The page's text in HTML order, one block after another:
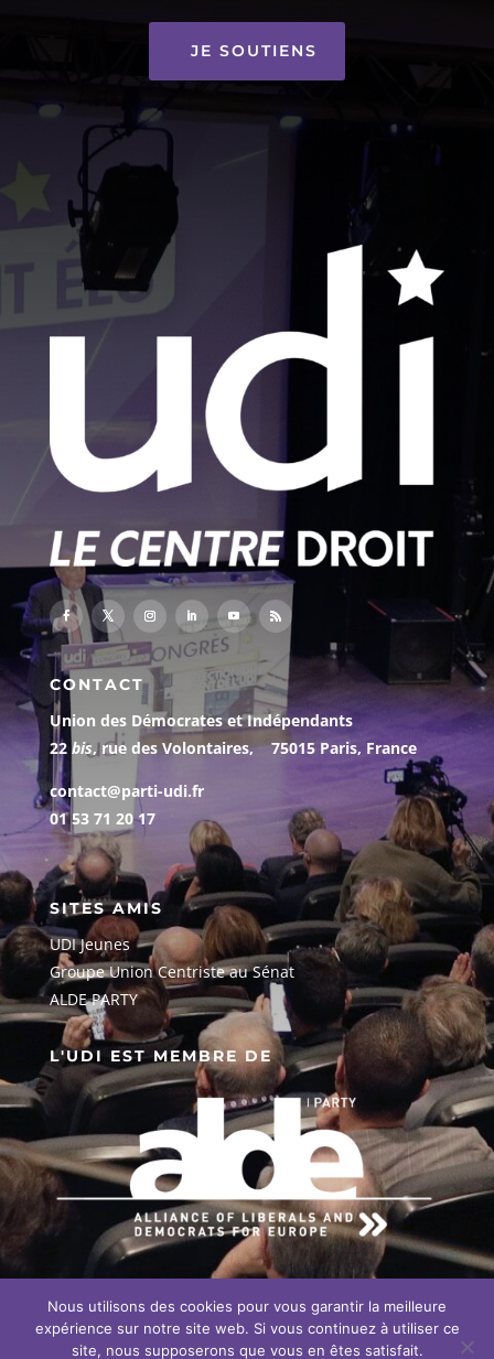
JE SOUTIENS
CONTACT
Union des Démocrates et Indépendants
22 bis, rue des Volontaires, 75015 Paris, France
contact@parti-udi.fr
01 53 71 20 17
SITES AMIS
UDI Jeunes
Groupe Union Centriste au Sénat
ALDE PARTY
L'UDI EST MEMBRE DE
EN SAVOIR PLUS SUR NOTRE
ENGAGEMENT EUROPÉEN
Nous utilisons des cookies pour vous garantir la meilleure
expérience sur notre site web. Si vous continuez à utiliser ce
site, nous supposerons que vous en êtes satisfait.